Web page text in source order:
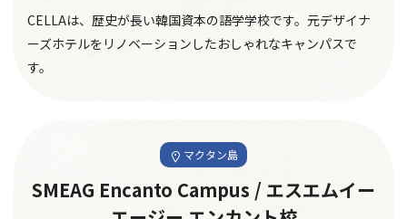
CELLAは、歴史が長い韓国資本の語学学校です。元デザイナ
ーズホテルをリノベーションしたおしゃれなキャンパスで
す。
マクタン島
SMEAG Encanto Campus / エスエムイー